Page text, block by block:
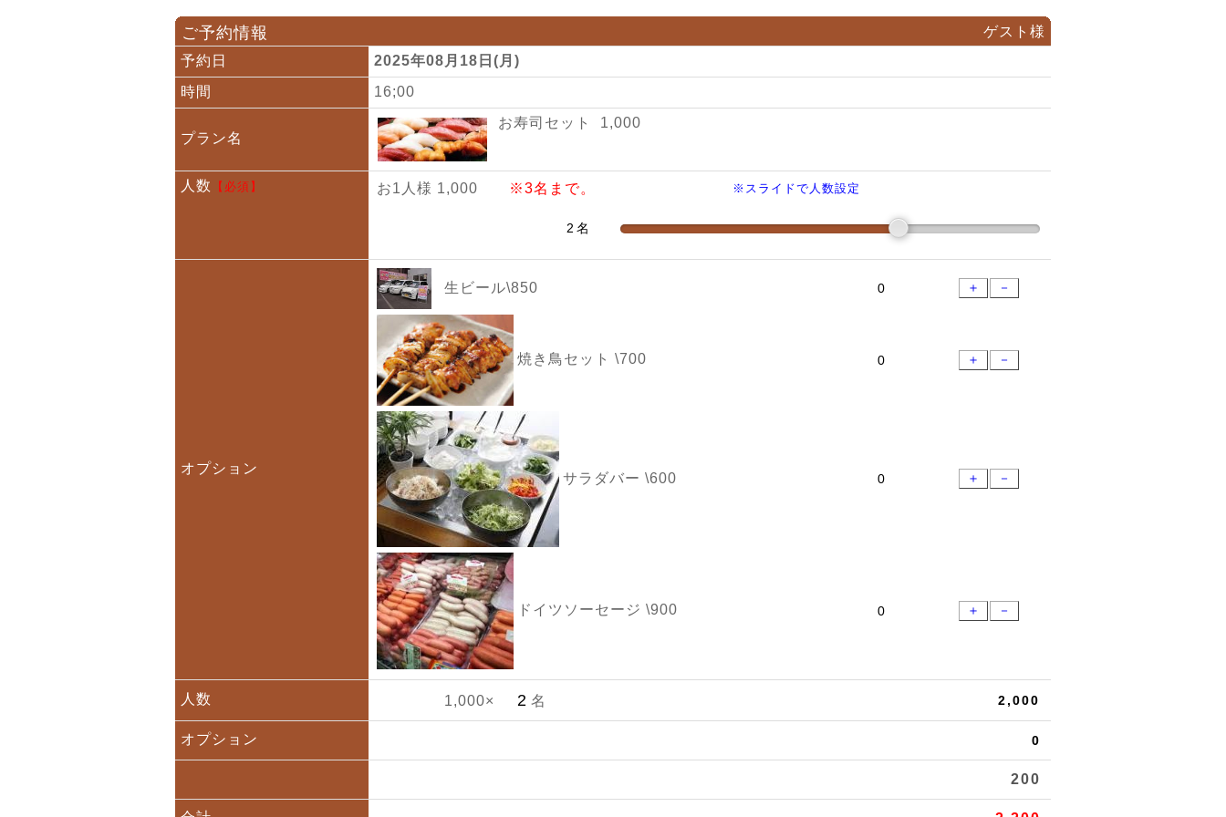
ご予約情報
ゲスト様
予約日
2025年08月18日(月)
時間
16;00
プラン名
お寿司セット 1,000
人数 【必須】 お1人様 1,000 ※3名まで。 ※スライドで人数設定
オプション
生ビール\850 ＋ －
焼き鳥セット \700 ＋ －
サラダバー \600 ＋ －
ドイツソーセージ \900 ＋ －
人数 1,000× 名
オプション